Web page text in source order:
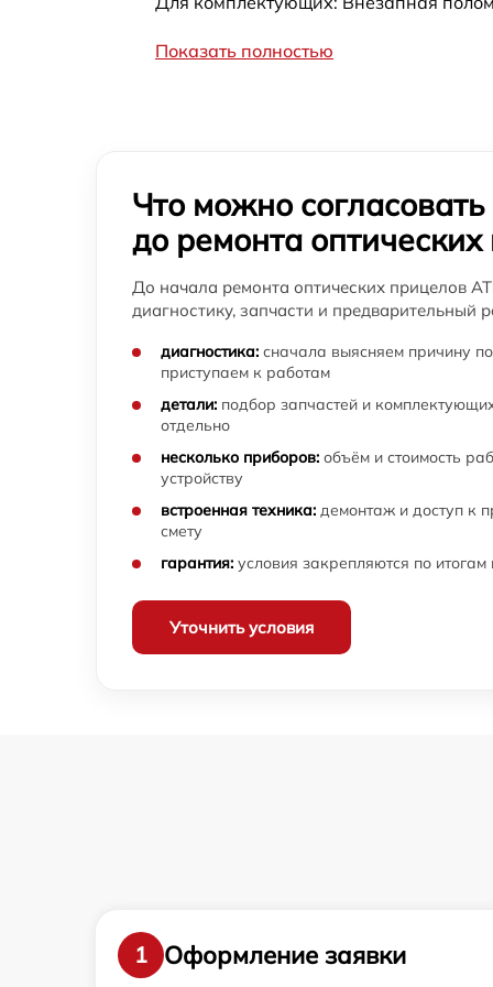
прицела ATN
Калибровка и настройка тепловизора
устройств оптического прицела ATN
Замена микросхемы логики оптического
прицела ATN
Замена микросхемы усилителя оптического
прицела ATN
Замена шим контроллера оптического
прицела ATN
Замена объективов с улучшением
характеристик оптического прицела ATN
Ремонт электронно-лучевой трубки
оптического прицела ATN
Показать полностью
Что можно согласовать
до ремонта
До начала ремонта оптических прицелов
диагностику, запчасти и предварительный
диагностика: сначала выясняем причину
приступаем к работам
детали: подбор запчастей и
отдельно
несколько приборов: объём и стоимость
устройству
встроенная техника: демонтаж и доступ к
смету
гарантия: условия закрепляются по
Уточнить условия
1 Оформление заявки